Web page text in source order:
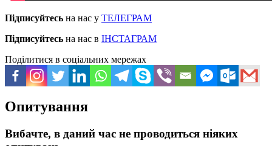
Підписуйтесь на нас у ТЕЛЕГРАМ
Підписуйтесь на нас в ІНСТАГРАМ
Поділитися в соціальних мережах
Опитування
Вибачте, в даний час не проводиться ніяких